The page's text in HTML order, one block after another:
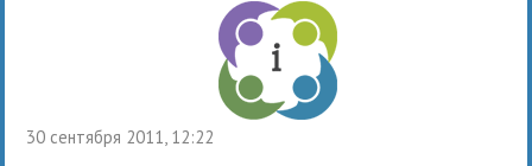
30 сентября 2011, 12:22